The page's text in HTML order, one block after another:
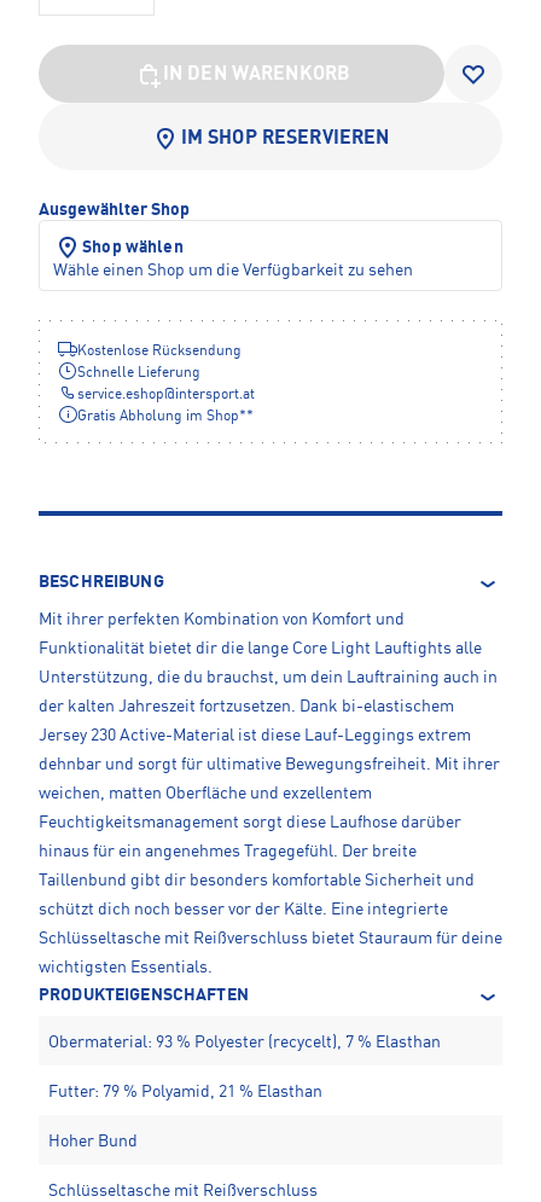
IN DEN WARENKORB
IM SHOP RESERVIEREN
Ausgewählter Shop
Shop wählen
Wähle einen Shop um die Verfügbarkeit zu sehen
Kostenlose Rücksendung
Schnelle Lieferung
service.eshop@intersport.at
Gratis Abholung im Shop**
BESCHREIBUNG
Mit ihrer perfekten Kombination von Komfort und
Funktionalität bietet dir die lange Core Light Lauftights alle
Unterstützung, die du brauchst, um dein Lauftraining auch in
der kalten Jahreszeit fortzusetzen. Dank bi-elastischem
Jersey 230 Active-Material ist diese Lauf-Leggings extrem
dehnbar und sorgt für ultimative Bewegungsfreiheit. Mit ihrer
weichen, matten Oberfläche und exzellentem
Feuchtigkeitsmanagement sorgt diese Laufhose darüber
hinaus für ein angenehmes Tragegefühl. Der breite
Taillenbund gibt dir besonders komfortable Sicherheit und
schützt dich noch besser vor der Kälte. Eine integrierte
Schlüsseltasche mit Reißverschluss bietet Stauraum für deine
wichtigsten Essentials.
PRODUKTEIGENSCHAFTEN
Obermaterial: 93 % Polyester (recycelt), 7 % Elasthan
Futter: 79 % Polyamid, 21 % Elasthan
Hoher Bund
Schlüsseltasche mit Reißverschluss